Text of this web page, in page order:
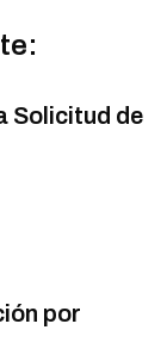
Solicitud de
por